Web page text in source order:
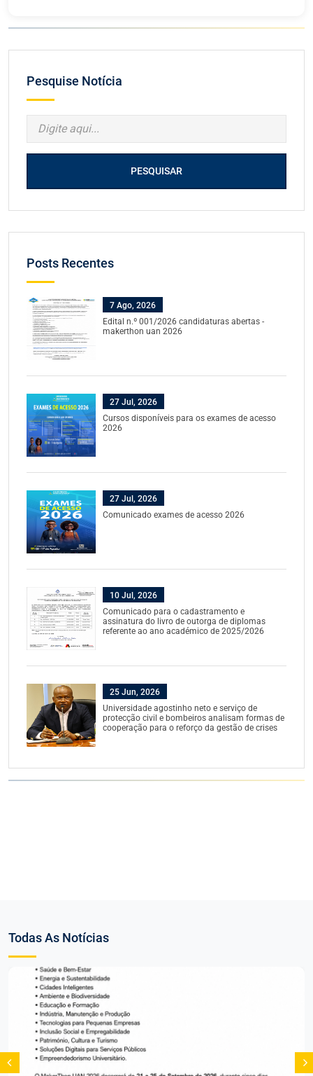
Pesquise Notícia
PESQUISAR
Posts Recentes
7 Ago, 2026
Edital n.º 001/2026 candidaturas abertas -
makerthon uan 2026
27 Jul, 2026
Cursos disponíveis para os exames de acesso
2026
27 Jul, 2026
Comunicado exames de acesso 2026
10 Jul, 2026
Comunicado para o cadastramento e
assinatura do livro de outorga de diplomas
referente ao ano académico de 2025/2026
25 Jun, 2026
Universidade agostinho neto e serviço de
protecção civil e bombeiros analisam formas de
cooperação para o reforço da gestão de crises
Todas As Notícias